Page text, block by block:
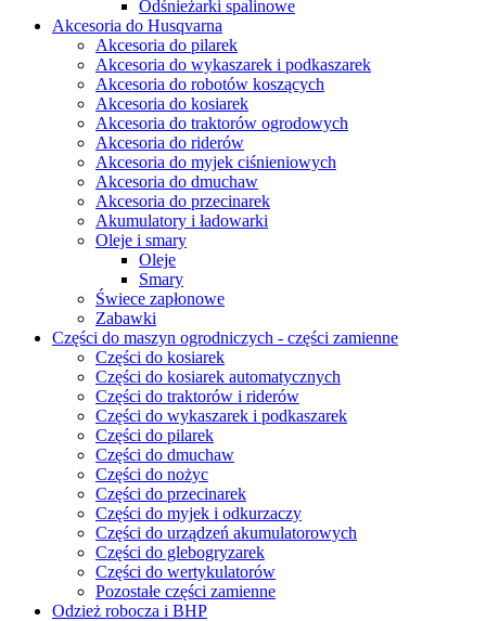
Odśnieżarki spalinowe
Akcesoria do Husqvarna
Akcesoria do pilarek
Akcesoria do wykaszarek i podkaszarek
Akcesoria do robotów koszących
Akcesoria do kosiarek
Akcesoria do traktorów ogrodowych
Akcesoria do riderów
Akcesoria do myjek ciśnieniowych
Akcesoria do dmuchaw
Akcesoria do przecinarek
Akumulatory i ładowarki
Oleje i smary
Oleje
Smary
Świece zapłonowe
Zabawki
Części do maszyn ogrodniczych - części zamienne
Części do kosiarek
Części do kosiarek automatycznych
Części do traktorów i riderów
Części do wykaszarek i podkaszarek
Części do pilarek
Części do dmuchaw
Części do nożyc
Części do przecinarek
Części do myjek i odkurzaczy
Części do urządzeń akumulatorowych
Części do glebogryzarek
Części do wertykulatorów
Pozostałe części zamienne
Odzież robocza i BHP